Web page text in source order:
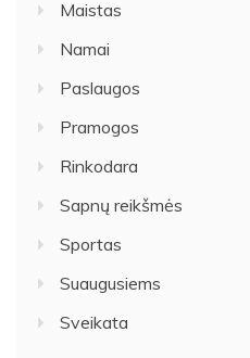
Maistas
Namai
Paslaugos
Pramogos
Rinkodara
Sapnų reikšmės
Sportas
Suaugusiems
Sveikata